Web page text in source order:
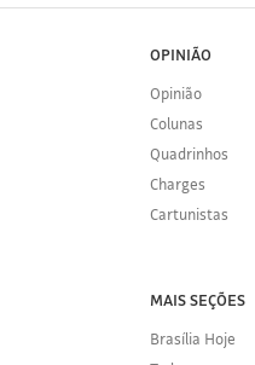
OPINIÃO
Opinião
Colunas
Quadrinhos
Charges
Cartunistas
MAIS SEÇÕES
Brasília Hoje